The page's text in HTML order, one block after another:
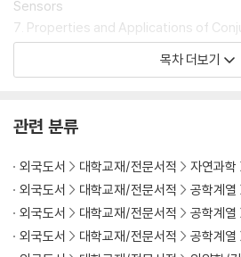
Sensors
7. Properties and Applications of
xible Electronics: Current Trends and
8. Flexible and Wearable Strain Sensors
le Sensors
ors
12. Hydrogel-Based Flexible and
13. Multifunctional Flexible and
14. Nanocomposites-Based Flexible
목차 더보기
관련 분류
외국도서 대학교재/전문서적 자연과학
외국도서
대학교재/전문서적 공학계열
외국도서
대학교재/전문서적 공학계열
외국도서
대학교재/전문서적 공학계열